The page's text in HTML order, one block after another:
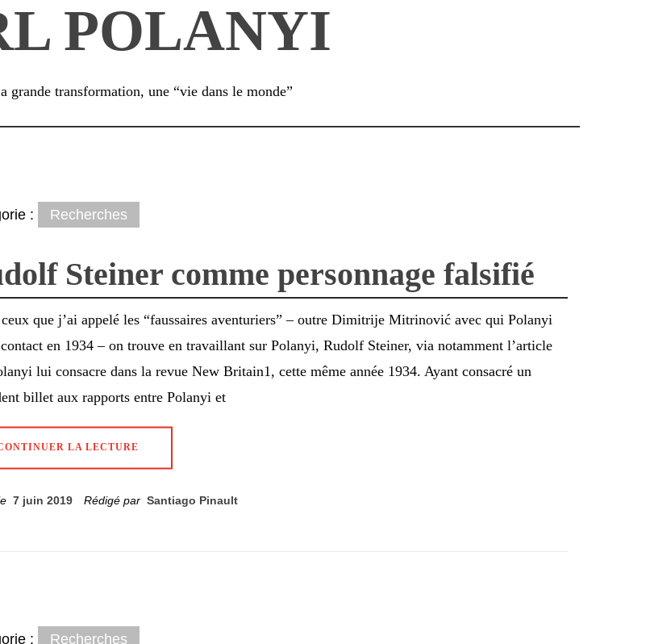
POLANYI
grande transformation, une “vie dans le monde”
: Recherches
Steiner comme personnage falsifié
que j’ai appelé les “faussaires aventuriers” – outre Dimitrije Mitrinović avec qui Polanyi
en 1934 – on trouve en travaillant sur Polanyi, Rudolf Steiner, via notamment l’article
lui consacre dans la revue New Britain1, cette même année 1934. Ayant consacré un
billet aux rapports entre Polanyi et
LA LECTURE
le7 juin 2019 Rédigé parSantiago Pinault
: Recherches